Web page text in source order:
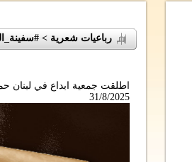
رباعيات شعرية >
اطلقت جمعية ابداع في لبنان
31/8/2025